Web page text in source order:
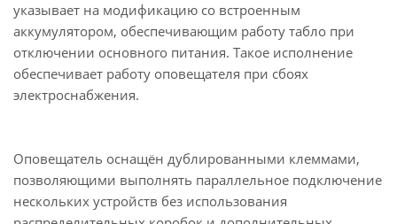
указывает на модификацию со встроенным
аккумулятором, обеспечивающим работу табло при
отключении основного питания. Такое исполнение
обеспечивает работу оповещателя при сбоях
электроснабжения.
Оповещатель оснащён дублированными клеммами,
позволяющими выполнять параллельное подключение
нескольких устройств без использования